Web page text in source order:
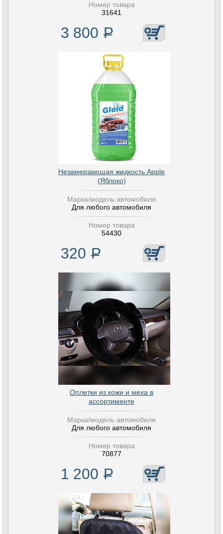
Номер товара
31641
3 800 Р
Незамерзающая жидкость Apple
(Яблоко)
Марка/модель автомобиля
Для любого автомобиля
Номер товара
54430
320 Р
Оплетки из кожи и меха в
ассортименте
Марка/модель автомобиля
Для любого автомобиля
Номер товара
70877
1 200 Р